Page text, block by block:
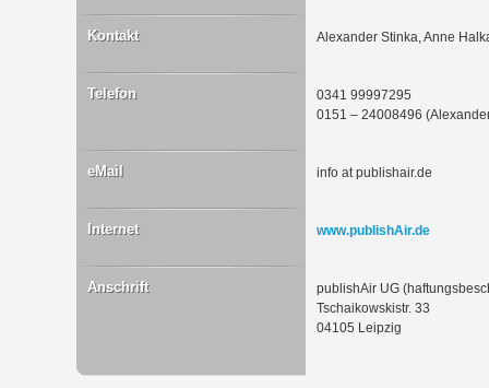
Kontakt Alexander Stinka, Anne
Telefon
0341 99997295
0151 – 24008496
eMail info at publishair.de
Internet www.publishAir.de
Anschrift
publishAir UG
Tschaikowskistr. 33
04105 Leipzig